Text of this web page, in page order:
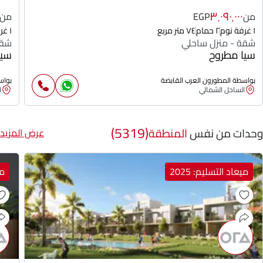
من٣٬٠٩٠٬٠٠٠EGP
١ غرفة نوم ٢ حمام ٧٤ متر مربع
شقة - منزل ساحلي
سيا مطروح
بواسطة المطورون العرب القابضة
الساحل الشمالي
من
١ غرفة نوم
وحدات من نفسالمنطقة(5319) عرض المزيد
ميعاد التسليم: 2025